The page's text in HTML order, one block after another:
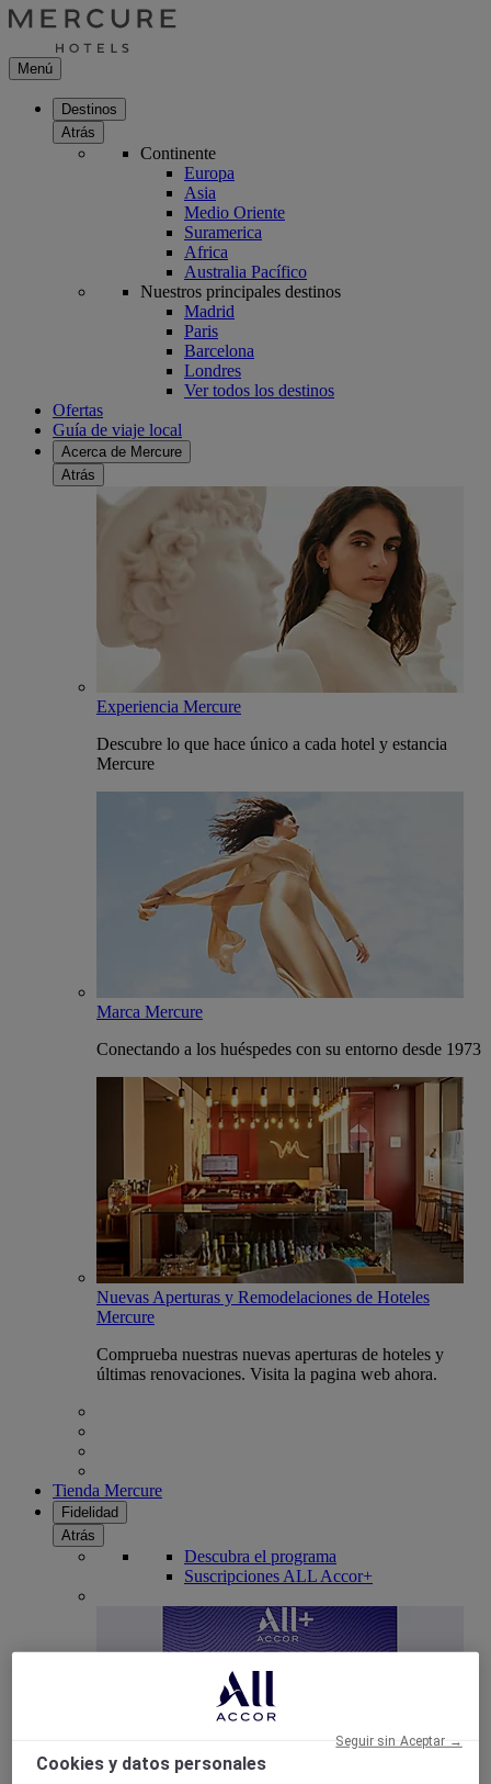
Menú
Destinos
Atrás
Continente
Europa
Asia
Medio Oriente
Suramerica
Africa
Australia Pacífico
Nuestros principales destinos
Madrid
Paris
Barcelona
Londres
Ver todos los destinos
Ofertas
Guía de viaje local
Acerca de Mercure
Atrás
Experiencia Mercure
Descubre lo que hace único a cada hotel y estancia
Mercure
Marca Mercure
Conectando a los huéspedes con su entorno desde 1973
Nuevas Aperturas y Remodelaciones de Hoteles
Mercure
Comprueba nuestras nuevas aperturas de hoteles y
últimas renovaciones. Visita la pagina web ahora.
Tienda Mercure
Fidelidad
Atrás
Descubra el programa
Suscripciones ALL Accor+
Cookies y datos personales
Seguir sin Aceptar →